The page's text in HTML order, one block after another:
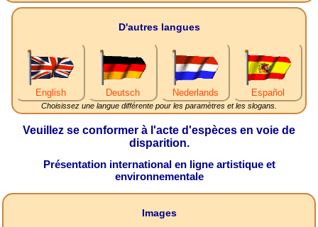
D'autres langues
English Deutsch Nederlands Español
Choisissez une langue différente pour les paramètres et les slogans.
Veuillez se conformer à l'acte d'espèces en voie de
disparition.
Présentation international en ligne artistique et
environnementale
Images